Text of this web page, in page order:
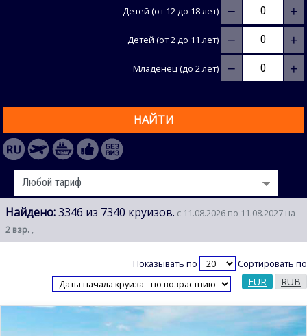
Детей (от 12 до 18 лет) − +
Детей (от 2 до 11 лет) − +
Младенец (до 2 лет) − +
НАЙТИ
Найдено:3346 из 7340 круизов. с 11.08.2026 по 11.08.2027 на
2 взр. ,
Показывать по Сортировать по
EUR RUB